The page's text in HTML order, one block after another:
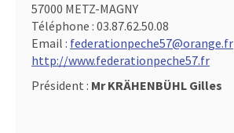
57000 METZ-MAGNY
Téléphone : 03.87.62.50.08
Email : federationpeche57@orange.fr
http://www.federationpeche57.fr
Président : Mr KRÄHENBÜHL Gilles